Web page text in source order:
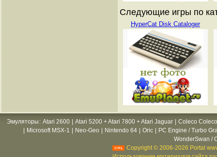
Следующие игры по
HyperCat Disk Cataloger
Эмуляторы : Atari 2600 Atari 5200 + Atari 7800 + Atari Jaguar
Coleco
Microsoft MSX-1 Neo-Geo Nintendo 64 Oric
PC Engine / Turbo
WonderSwan /
Copyright © 2006-2026 Portal